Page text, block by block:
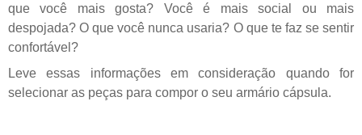
que você mais gosta? Você é mais social ou mais
despojada? O que você nunca usaria? O que te faz se sentir
confortável?
Leve essas informações em consideração quando for
selecionar as peças para compor o seu armário cápsula.